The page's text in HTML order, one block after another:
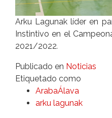
Arku Lagunak líder en
Instintivo en el
2021/2022.
Publicado en Noticias
Etiquetado como
ArabaÁlava
arku lagunak